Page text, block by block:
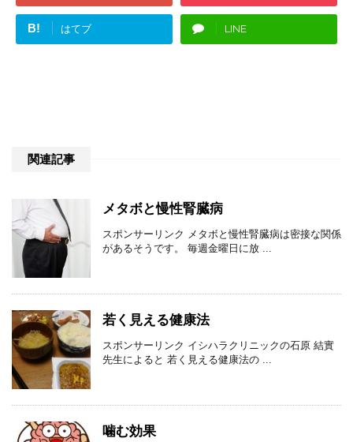
B! はてブ LINE
関連記事
メタボと慢性腎臓病
スポンサーリンク メタボと慢性腎臓病は密接な関係
があるそうです。 毎週金曜日に放 ...
若く見える健康法
スポンサーリンク イシハラクリニックの石原 結實
先生によると 若く見える健康法の ...
噛む効果